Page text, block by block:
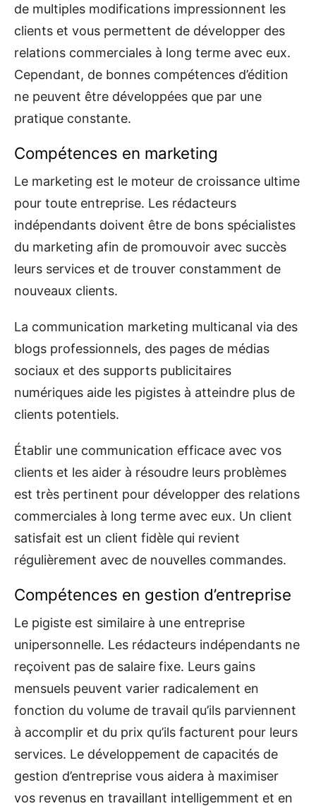
de multiples modifications impressionnent les
clients et vous permettent de développer des
relations commerciales à long terme avec eux.
Cependant, de bonnes compétences d’édition
ne peuvent être développées que par une
pratique constante.
Compétences en marketing
Le marketing est le moteur de croissance ultime
pour toute entreprise. Les rédacteurs
indépendants doivent être de bons spécialistes
du marketing afin de promouvoir avec succès
leurs services et de trouver constamment de
nouveaux clients.
La communication marketing multicanal via des
blogs professionnels, des pages de médias
sociaux et des supports publicitaires
numériques aide les pigistes à atteindre plus de
clients potentiels.
Établir une communication efficace avec vos
clients et les aider à résoudre leurs problèmes
est très pertinent pour développer des relations
commerciales à long terme avec eux. Un client
satisfait est un client fidèle qui revient
régulièrement avec de nouvelles commandes.
Compétences en gestion d’entreprise
Le pigiste est similaire à une entreprise
unipersonnelle. Les rédacteurs indépendants ne
reçoivent pas de salaire fixe. Leurs gains
mensuels peuvent varier radicalement en
fonction du volume de travail qu’ils parviennent
à accomplir et du prix qu’ils facturent pour leurs
services. Le développement de capacités de
gestion d’entreprise vous aidera à maximiser
vos revenus en travaillant intelligemment et en